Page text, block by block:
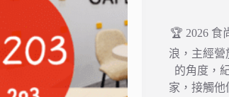
🏆 2026 食
浪，主經
的角度，
家，接觸